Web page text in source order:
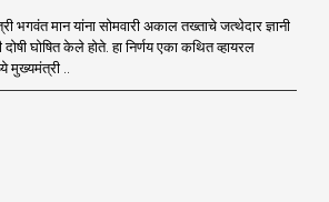
मान यांना सोमवारी अकाल तख्ताचे जत्थेदार ज्ञानी
घोषित केले होते. हा निर्णय एका कथित व्हायरल
मुख्यमंत्री ..